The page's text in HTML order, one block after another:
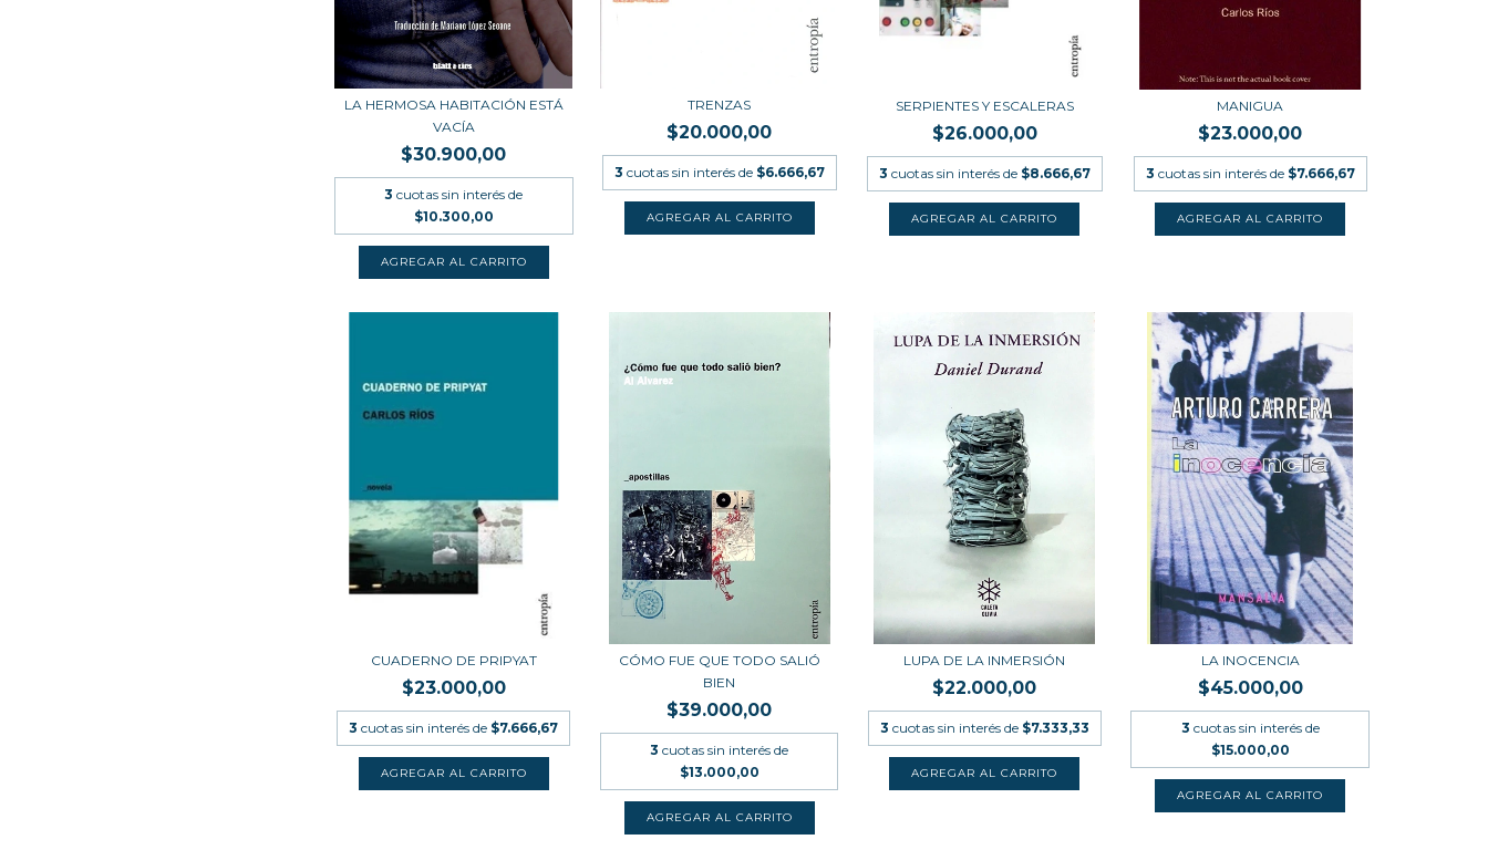
LA HERMOSA HABITACIÓN ESTÁ
VACÍA
$30.900,00
3 cuotas sin interés de
$10.300,00
TRENZAS
$20.000,00
3 cuotas sin interés de $6.666,67
SERPIENTES Y ESCALERAS
$26.000,00
3 cuotas sin interés de $8.666,67
MANIGUA
$23.000,00
3 cuotas sin interés de $7.666,67
CUADERNO DE PRIPYAT
$23.000,00
3 cuotas sin interés de $7.666,67
CÓMO FUE QUE TODO SALIÓ
BIEN
$39.000,00
3 cuotas sin interés de
$13.000,00
LUPA DE LA INMERSIÓN
$22.000,00
3 cuotas sin interés de $7.333,33
LA INOCENCIA
$45.000,00
3 cuotas sin interés de
$15.000,00